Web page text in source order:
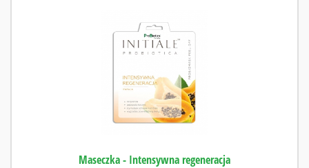
Maseczka - Intensywna regeneracja